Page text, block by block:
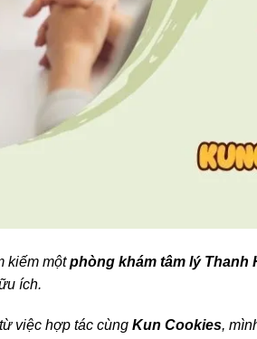
kiếm mộtphòng khám tâm lý Thanh
ích.
việc hợp tác cùng Kun Cookies,